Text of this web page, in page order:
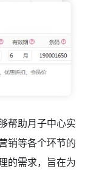
帮助月子中心实
销等各个环节的
的需求，旨在为